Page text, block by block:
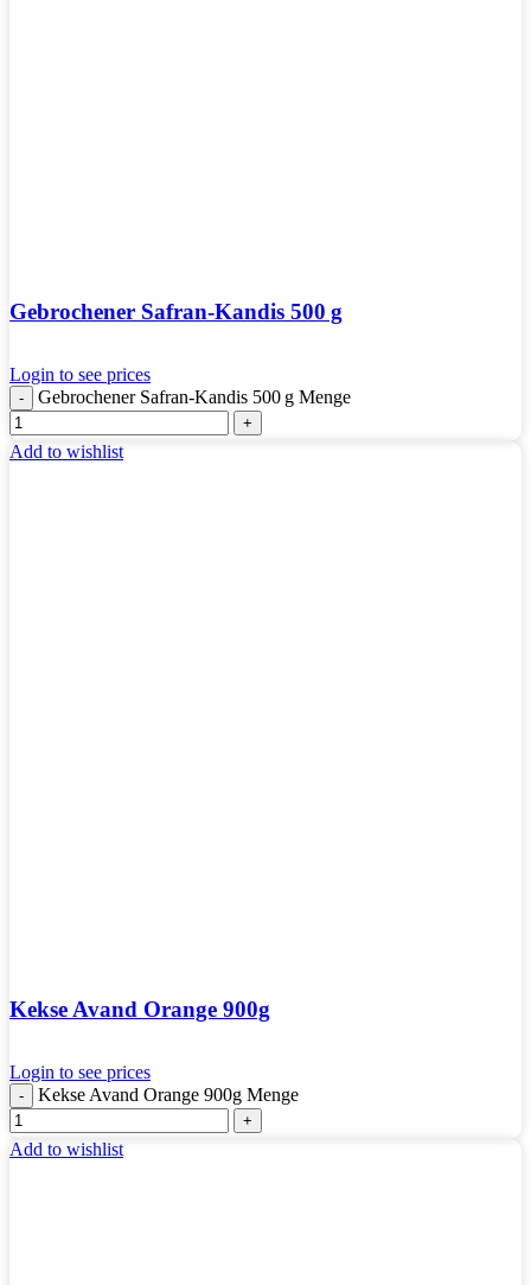
Gebrochener Safran-Kandis 500 g
Login to see prices
Gebrochener Safran-Kandis 500 g Menge
Add to wishlist
Kekse Avand Orange 900g
Login to see prices
Kekse Avand Orange 900g Menge
Add to wishlist